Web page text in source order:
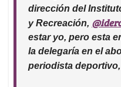
dirección del
y Recreación,
estar yo, pero esta
la delegaría en el
periodista deportivo,